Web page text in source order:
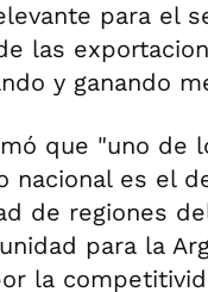
para el
las
y ganando
que "uno de
nacional es el
de regiones
para la
la